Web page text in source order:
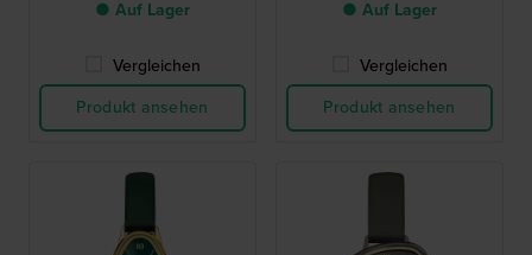
● Auf Lager
Vergleichen
Produkt ansehen
● Auf Lager
Vergleichen
Produkt ansehen